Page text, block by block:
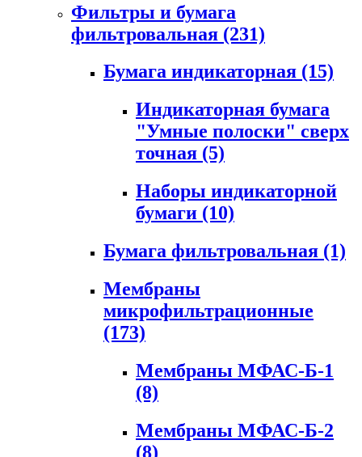
Фильтры и бумага
фильтровальная (231)
Бумага индикаторная (15)
Индикаторная бумага
"Умные полоски" сверх
точная (5)
Наборы индикаторной
бумаги (10)
Бумага фильтровальная (1)
Мембраны
микрофильтрационные
(173)
Мембраны МФАС-Б-1
(8)
Мембраны МФАС-Б-2
(8)